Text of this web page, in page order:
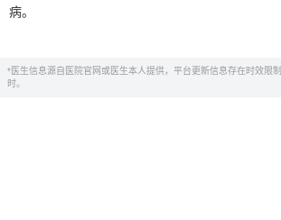
病。
*医生信息源自医院官网或医生本人提供，平台更新信息存在时效限
时。